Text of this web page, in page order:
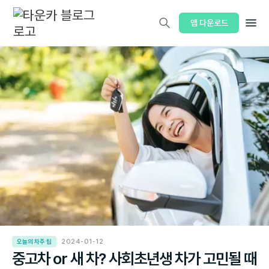
앱 다운로드
오늘의 차주 팁 2024-01-12
중고차 or 새 차? 사회초년생 차가 고민될 때